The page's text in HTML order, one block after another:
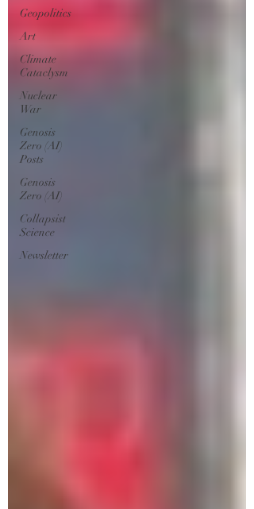
Geopolitics
Art
Climate
Cataclysm
Nuclear
War
Genosis
Zero (AI)
Posts
Genosis
Zero (AI)
Collapsist
Science
Newsletter